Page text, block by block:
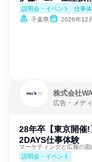
説明会・イベント
仕事
千葉県
2026年12
株式会社
広告・メデ
28年卒【東京開催
2DAYS仕事体験
マーケティングと広報の面
説明会・イベント